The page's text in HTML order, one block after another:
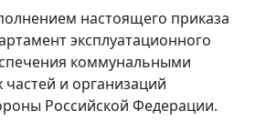
настоящего приказа
эксплуатационного
коммунальными
частей и организаций
Российской Федерации.